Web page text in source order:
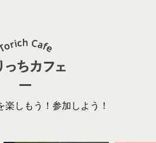
楽しもう！参加しよう！